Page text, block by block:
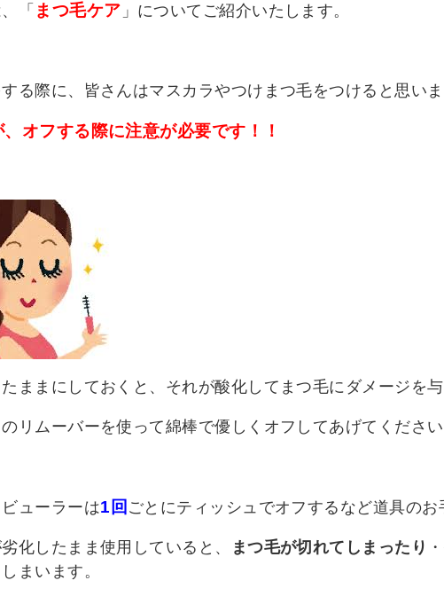
「 まつ毛ケア 」についてご紹介いたします。
る際に、皆さんはマスカラやつけまつ毛をつけると思いま
、オフする際に注意が必要です！！
ままにしておくと、それが酸化してまつ毛にダメージを
のリムーバーを使って綿棒で優しくオフしてあげてくださ
ューラーは1回 ごとにティッシュでオフするなど道具のお
化したまま使用していると、 まつ毛が切れてしまったり ・
まいます。